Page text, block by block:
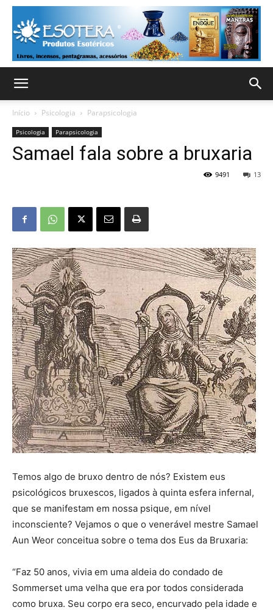
Início Psicologia Parapsicologia
Psicologia Parapsicologia
Samael fala sobre a bruxaria
13
9491
Temos algo de bruxo dentro de nós? Existem eus
psicológicos bruxescos, ligados à quinta esfera infernal,
que se manifestam em nossa psique, em nível
inconsciente? Vejamos o que o venerável mestre Samael
Aun Weor conceitua sobre o tema dos Eus da Bruxaria:
“Faz 50 anos, vivia em uma aldeia do condado de
Sommerset uma velha que era por todos considerada
como bruxa. Seu corpo era seco, encurvado pela idade e